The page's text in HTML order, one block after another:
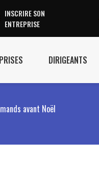
INSCRIRE SON
ENTREPRISE
DIRIGEANTS
avant Noël